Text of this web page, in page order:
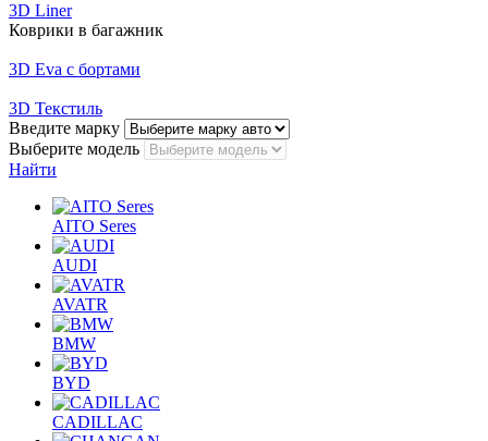
3D Liner
Коврики в багажник
3D Eva с бортами
3D Текстиль
Введите марку
Выберите модель
Найти
AITO Seres
AUDI
AVATR
BMW
BYD
CADILLAC